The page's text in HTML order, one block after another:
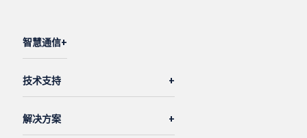
智慧通信
技术支持
解决方案